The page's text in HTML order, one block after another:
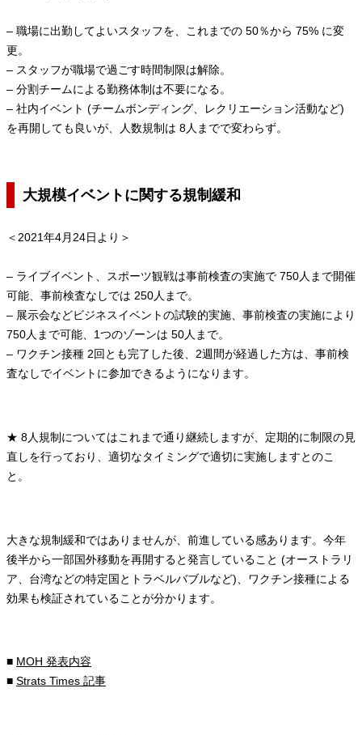
– 職場に出勤してよいスタッフを、これまでの 50％から 75% に変
更。
– スタッフが職場で過ごす時間制限は解除。
– 分割チームによる勤務体制は不要になる。
– 社内イベント (チームボンディング、レクリエーション活動など)
を再開しても良いが、人数規制は 8人までで変わらず。
大規模イベントに関する規制緩和
＜2021年4月24日より＞
– ライブイベント、スポーツ観戦は事前検査の実施で 750人まで開催
可能、事前検査なしでは 250人まで。
– 展示会などビジネスイベントの試験的実施、事前検査の実施により
750人まで可能、1つのゾーンは 50人まで。
– ワクチン接種 2回とも完了した後、2週間が経過した方は、事前検
査なしでイベントに参加できるようになります。
★ 8人規制についてはこれまで通り継続しますが、定期的に制限の見
直しを行っており、適切なタイミングで適切に実施しますとのこ
と。
大きな規制緩和ではありませんが、前進している感あります。今年
後半から一部国外移動を再開すると発言していること (オーストラリ
ア、台湾などの特定国とトラベルバブルなど)、ワクチン接種による
効果も検証されていることが分かります。
■ MOH 発表内容
■ Strats Times 記事